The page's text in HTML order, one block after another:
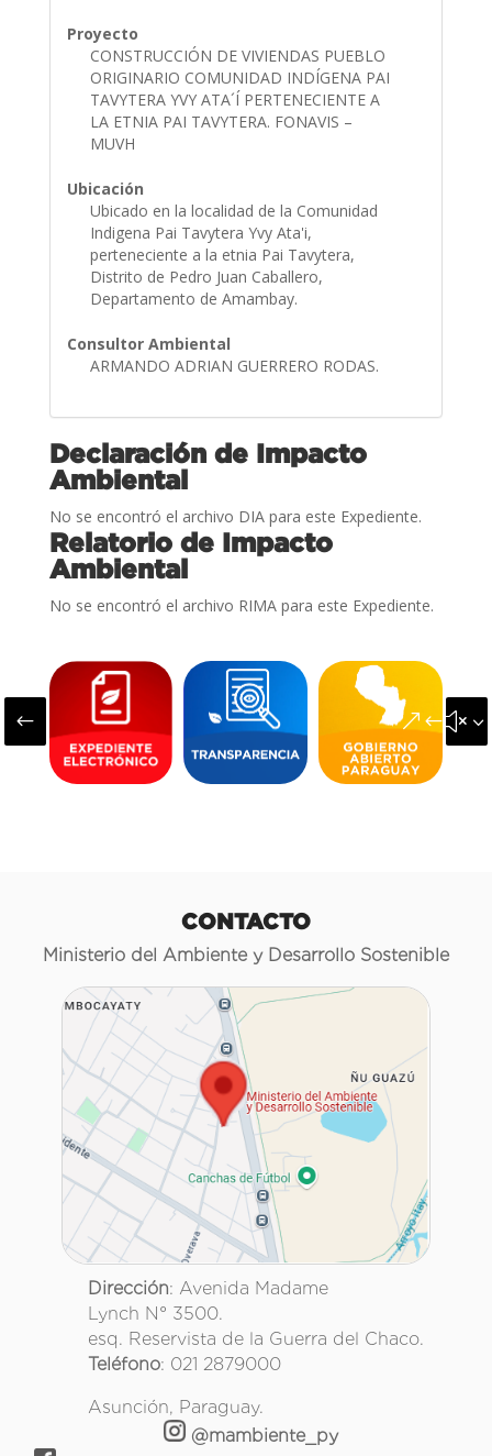
Proyecto
CONSTRUCCIÓN DE VIVIENDAS PUEBLO
ORIGINARIO COMUNIDAD INDÍGENA PAI
TAVYTERA YVY ATA´Í PERTENECIENTE A
LA ETNIA PAI TAVYTERA. FONAVIS –
MUVH
Ubicación
Ubicado en la localidad de la Comunidad
Indigena Pai Tavytera Yvy Ata'i,
perteneciente a la etnia Pai Tavytera,
Distrito de Pedro Juan Caballero,
Departamento de Amambay.
Consultor Ambiental
ARMANDO ADRIAN GUERRERO RODAS.
Declaración de Impacto
Ambiental
No se encontró el archivo DIA para este Expediente.
Relatorio de Impacto
Ambiental
No se encontró el archivo RIMA para este Expediente.
#
CONTACTO
Ministerio del Ambiente y Desarrollo Sostenible
Dirección: Avenida Madame
Lynch N° 3500.
esq. Reservista de la Guerra del Chaco.
Teléfono: 021 2879000
Asunción, Paraguay.
@mambiente_py